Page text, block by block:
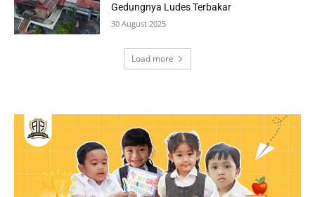
Gedungnya Ludes Terbakar
30 August 2025
Load more